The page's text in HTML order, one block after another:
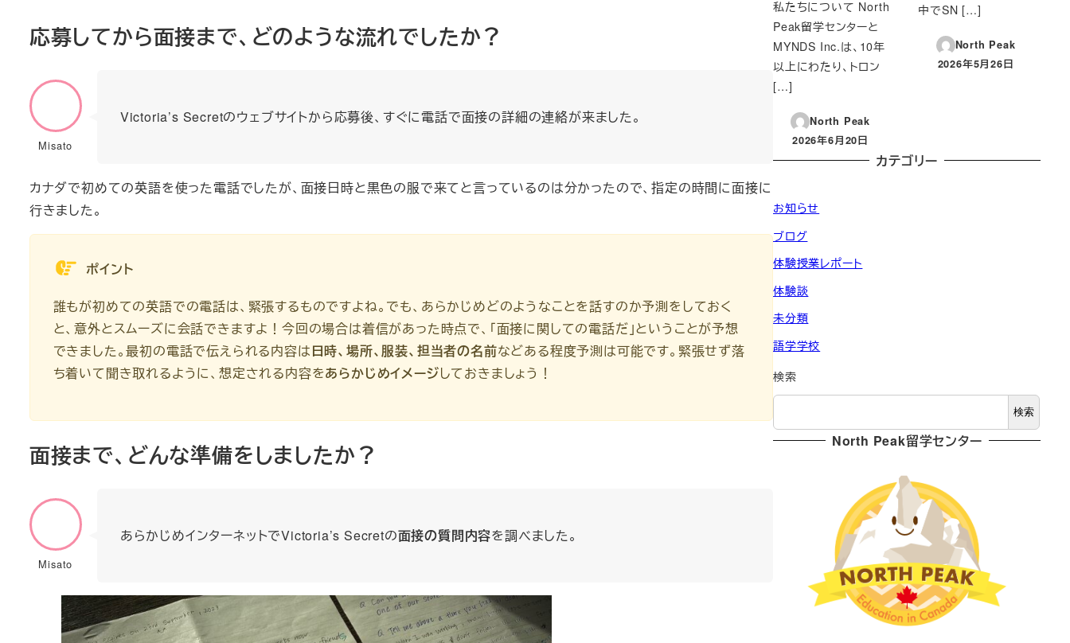
応募してから面接まで、どのような流れでしたか？
Misato
Victoria’s Secretのウェブサイトから応募後、すぐに電話で面接の詳細の連絡が来ました。
カナダで初めての英語を使った電話でしたが、面接日時と黒色の服で来てと言っているのは分かったので、指定の時間に面接に
行きました。
ポイント
誰もが初めての英語での電話は、緊張するものですよね。でも、あらかじめどのようなことを話すのか予測をしておく
と、意外とスムーズに会話できますよ！今回の場合は着信があった時点で、「面接に関しての電話だ」ということが予想
できました。最初の電話で伝えられる内容は日時、場所、服装、担当者の名前などある程度予測は可能です。緊張せず落
ち着いて聞き取れるように、想定される内容をあらかじめイメージしておきましょう！
面接まで、どんな準備をしましたか？
Misato
あらかじめインターネットでVictoria’s Secretの面接の質問内容を調べました。
私たちについて North
Peak留学センターと
MYNDS Inc.は、10年
以上にわたり、トロン
[…]
North Peak
投稿日
2026年6月20日
中でSN […]
North Peak
投稿日
2026年5月26日
カテゴリー
お知らせ
ブログ
体験授業レポート
体験談
未分類
語学学校
検索
検索
North Peak留学センター